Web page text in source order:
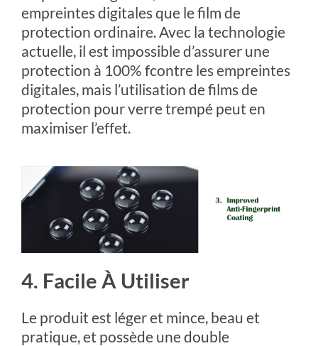
empreintes digitales que le film de
protection ordinaire. Avec la technologie
actuelle, il est impossible d’assurer une
protection à 100% fcontre les empreintes
digitales, mais l’utilisation de films de
protection pour verre trempé peut en
maximiser l’effet.
4. Facile À Utiliser
Le produit est léger et mince, beau et
pratique, et possède une double